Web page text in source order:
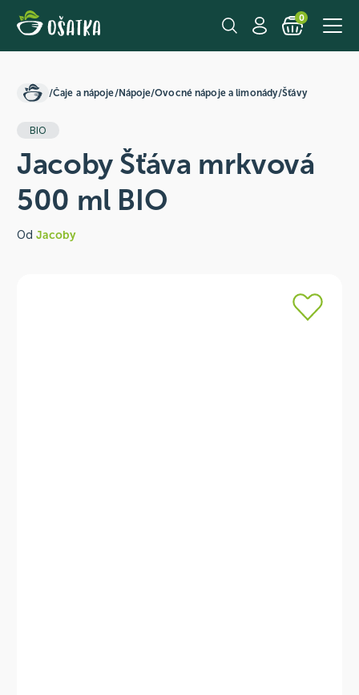
0
/Čaje a nápoje/Nápoje/Ovocné nápoje a limonády/Šťávy
BIO
Jacoby Šťáva mrkvová
500 ml BIO
Od Jacoby